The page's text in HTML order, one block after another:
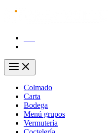
Main
Menu
Colmado
Carta
Bodega
Menú grupos
Vermutería